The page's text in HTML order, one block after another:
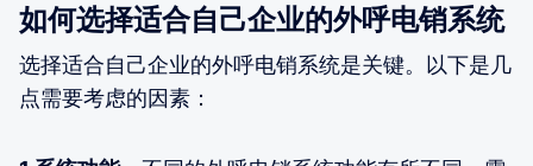
如何选择适合自己企业的外呼电销系统
选择适合自己企业的外呼电销系统是关键。以下是几
点需要考虑的因素：